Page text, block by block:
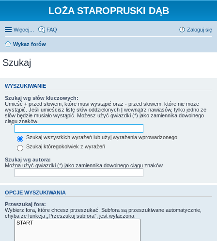
LOŻA STAROPRUSKI DĄB
Więcej… FAQ Zaloguj się
Wykaz forów
Szukaj
WYSZUKIWANIE
Szukaj wg słów kluczowych:
Umieść + przed słowem, które musi wystąpić oraz - przed słowem, które nie może
wystąpić. Jeśli umieścisz listę słów oddzielonych | wewnątrz nawiasów, tylko jedno ze
słów będzie musiało wystąpić. Możesz użyć gwiazdki (*) jako zamiennika dowolnego
ciągu znaków.
Szukaj wszystkich wyrażeń lub użyj wyrażenia wprowadzonego
Szukaj któregokolwiek z wyrażeń
Szukaj wg autora:
Można użyć gwiazdki (*) jako zamiennika dowolnego ciągu znaków.
OPCJE WYSZUKIWANIA
Przeszukaj fora:
Wybierz fora, które chcesz przeszukać. Subfora są przeszukiwane automatycznie,
chyba że funkcja „Przeszukuj subfora”, jest wyłączona.